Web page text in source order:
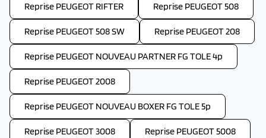
Reprise PEUGEOT RIFTER Reprise PEUGEOT 508
Reprise PEUGEOT 508 SW Reprise PEUGEOT 208
Reprise PEUGEOT NOUVEAU PARTNER FG TOLE 4p
Reprise PEUGEOT 2008
Reprise PEUGEOT NOUVEAU BOXER FG TOLE 5p
Reprise PEUGEOT 3008 Reprise PEUGEOT 5008